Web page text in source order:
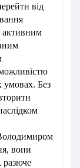
від
активним
умовах. Без
вони
разюче